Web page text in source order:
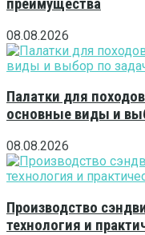
преимущества
08.08.2026
Палатки для
основные виды и
08.08.2026
Производство
технология и